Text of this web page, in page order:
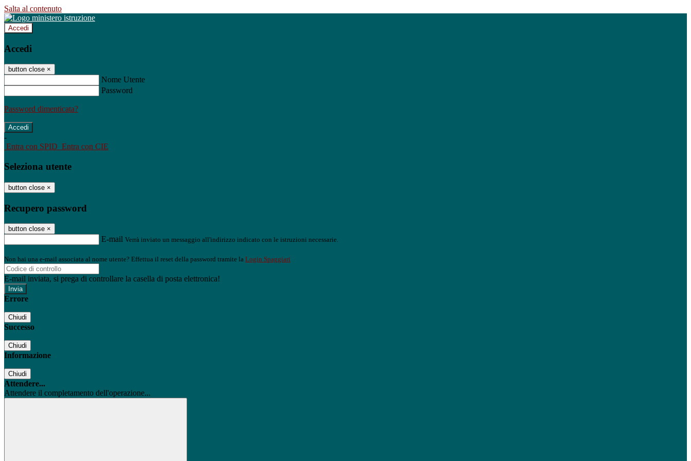
Salta al contenuto
Accedi
Accedi
button close ×
Nome Utente
Password
Password dimenticata?
-
Entra con SPID Entra con CIE
Seleziona utente
button close ×
Recupero password
button close ×
E-mail Verrà inviato un messaggio all'indirizzo indicato con le istruzioni necessarie.
Non hai una e-mail associata al nome utente? Effettua il reset della password tramite la Login Spaggiari
E-mail inviata, si prega di controllare la casella di posta elettronica!
Errore
Chiudi
Successo
Chiudi
Informazione
Chiudi
Attendere...
Attendere il completamento dell'operazione...